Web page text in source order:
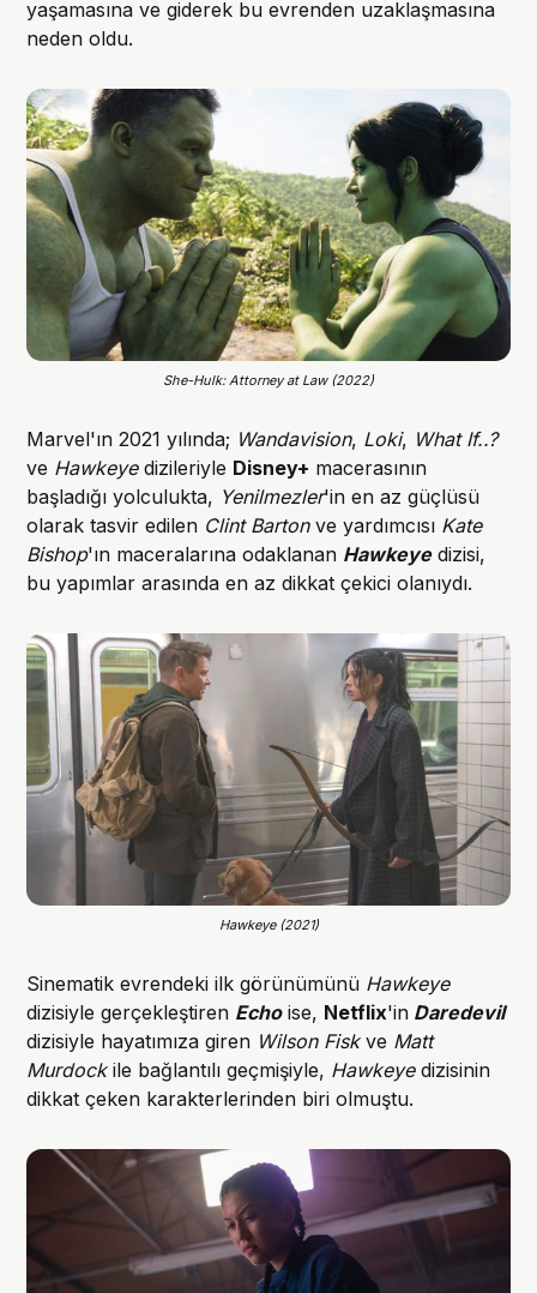
yaşamasına ve giderek bu evrenden uzaklaşmasına
neden oldu.
She-Hulk: Attorney at Law (2022)
Marvel'ın 2021 yılında; Wandavision, Loki, What If..?
ve Hawkeyedizileriyle Disney+ macerasının
başladığı yolculukta, Yenilmezler'in en az güçlüsü
olarak tasvir edilen Clint Bartonve yardımcısı Kate
Bishop'ın maceralarına odaklanan Hawkeyedizisi,
bu yapımlar arasında en az dikkat çekici olanıydı.
Hawkeye (2021)
Sinematik evrendeki ilk görünümünü Hawkeye
dizisiyle gerçekleştiren Echoise, Netflix'in Daredevil
dizisiyle hayatımıza giren Wilson Fiskve Matt
Murdockile bağlantılı geçmişiyle, Hawkeyedizisinin
dikkat çeken karakterlerinden biri olmuştu.